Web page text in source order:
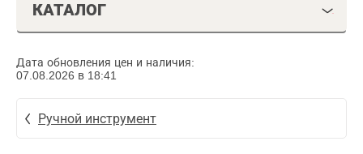
КАТАЛОГ
Дата обновления цен и наличия:
07.08.2026 в 18:41
Ручной инструмент